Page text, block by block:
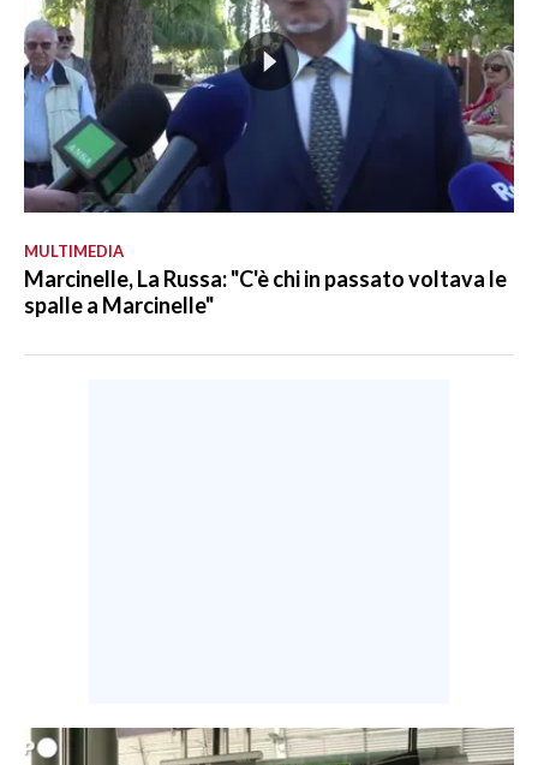
MULTIMEDIA
Marcinelle, La Russa: "C'è chi in passato voltava le
spalle a Marcinelle"